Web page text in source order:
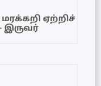
ஏற்றிச்
இருவர்